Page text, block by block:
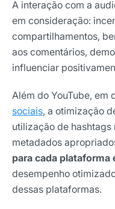
A interação com a
em consideração:
compartilhamentos,
aos comentários,
influenciar
Além do YouTube, em
sociais, a otimização
utilização de
metadados
para cada plataforma
desempenho
dessas plataformas.